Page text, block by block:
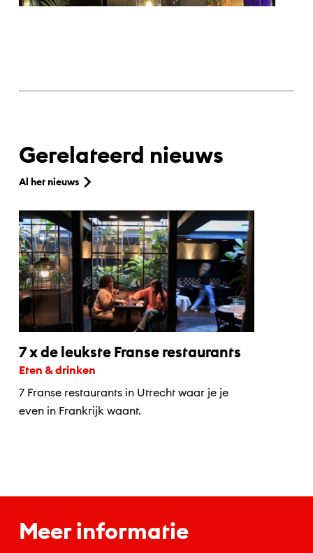
Gerelateerd nieuws
Al het nieuws
7 x de leukste Franse restaurants
Eten & drinken
7 Franse restaurants in Utrecht waar je je
even in Frankrijk waant.
Meer informatie